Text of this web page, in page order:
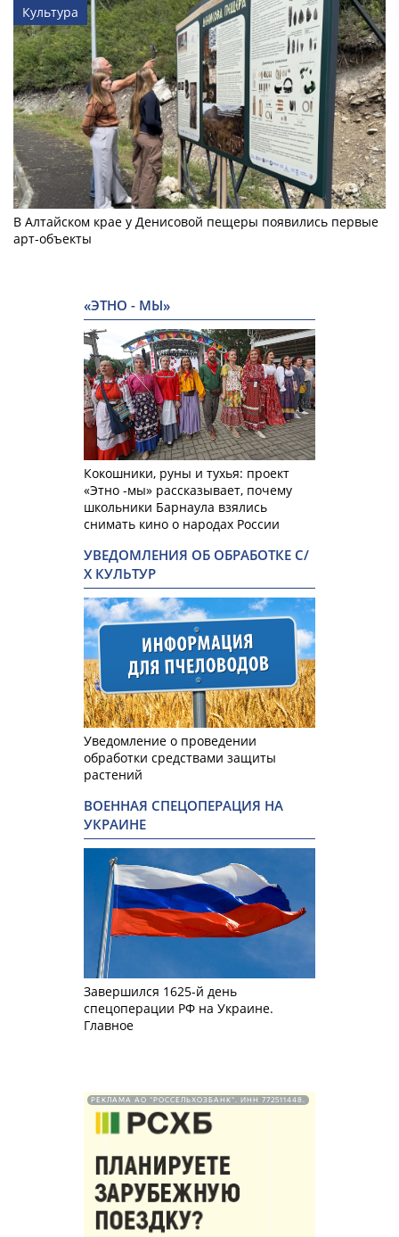
Культура
В Алтайском крае у Денисовой пещеры появились первые
арт-объекты
«ЭТНО - МЫ»
Кокошники, руны и тухья: проект
«Этно -мы» рассказывает, почему
школьники Барнаула взялись
снимать кино о народах России
УВЕДОМЛЕНИЯ ОБ ОБРАБОТКЕ С/
Х КУЛЬТУР
Уведомление о проведении
обработки средствами защиты
растений
ВОЕННАЯ СПЕЦОПЕРАЦИЯ НА
УКРАИНЕ
Завершился 1625-й день
спецоперации РФ на Украине.
Главное
РЕКЛАМА АО "РОССЕЛЬХОЗБАНК". ИНН 772511448.